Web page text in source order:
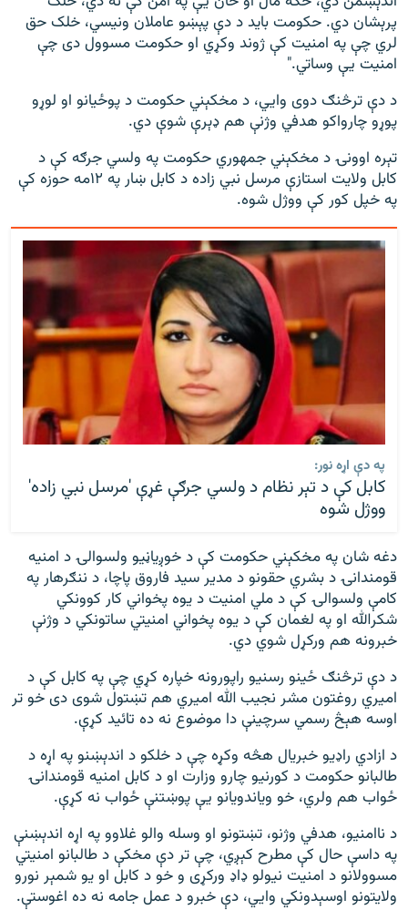
پرېشان دي. حکومت باید د دې پېښو عاملان ونیسي، خلک حق
لري چې په امنیت کې ژوند وکړي او حکومت مسوول دی چې
امنیت یې وساتي."
د دې ترڅنګ دوی وايي، د مخکېني حکومت د پوځیانو او لوړو
پوړو چارواکو هدفي وژنې هم ډېرې شوې دي.
تېره اوونۍ د مخکېني جمهوري حکومت په ولسي جرګه کې د
کابل ولایت استازې مرسل نبي زاده د کابل ښار په ۱۲مه حوزه کې
په خپل کور کې ووژل شوه.
په دې اړه نور:
کابل کې د تېر نظام د ولسي جرګې غړې 'مرسل نبي زاده'
ووژل شوه
دغه شان په مخکېني حکومت کې د خوږیاڼیو ولسوالۍ د امنیه
قومندانۍ د بشري حقونو د مدیر سید فاروق پاچا، د ننګرهار په
کامې ولسوالۍ کې د ملي امنیت د یوه پخواني کار کوونکي
شکرالله او په لغمان کې د یوه پخواني امنیتي ساتونکي د وژنې
خبرونه هم ورکړل شوي دي.
د دې ترڅنګ ځینو رسنیو راپورونه خپاره کړي چې په کابل کې د
امیري روغتون مشر نجیب الله امیري هم تښتول شوی دی خو تر
اوسه هېڅ رسمي سرچینې دا موضوع نه ده تائید کړې.
د ازادي راډیو خبریال هڅه وکړه چې د خلکو د اندېښنو په اړه د
طالبانو حکومت د کورنیو چارو وزارت او د کابل امنیه قومندانۍ
ځواب هم ولري، خو ویاندویانو یې پوښتنې ځواب نه کړې.
د ناامنیو، هدفي وژنو، تښتونو او وسله والو غلاوو په اړه اندېښنې
په داسې حال کې مطرح کېږي، چې تر دې مخکې د طالبانو امنیتي
مسوولانو د امنیت نیولو ډاډ ورکړی و خو د کابل او یو شمېر نورو
ولایتونو اوسېدونکي وايي، دې خبرو د عمل جامه نه ده اغوستې.